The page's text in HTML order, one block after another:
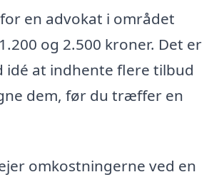
en advokat i området
og 2.500 kroner. Det er
idé at indhente flere tilbud
dem, før du træffer en
omkostningerne ved en